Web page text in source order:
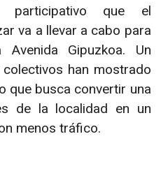
participativo que el
va a llevar a cabo para
Gipuzkoa. Un
han mostrado
que busca convertir una
de la localidad en un
menos tráfico.